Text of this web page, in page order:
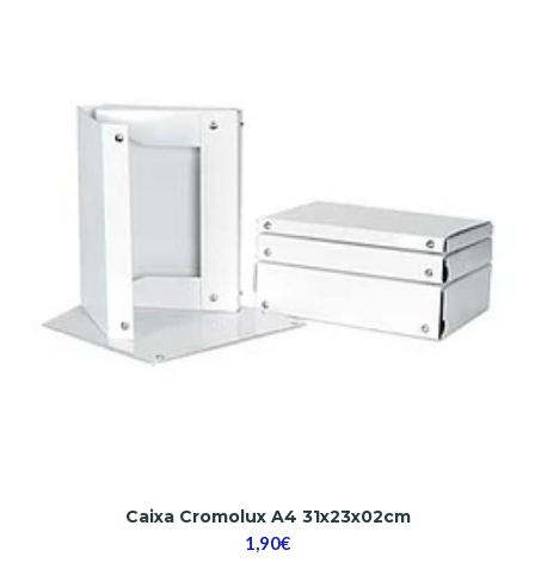
Caixa Cromolux A4 31x23x02cm
1,90€